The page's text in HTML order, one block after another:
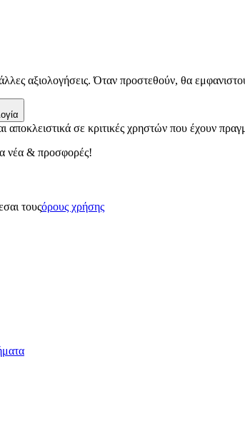
αξιολογήσεις. Όταν προστεθούν, θα
αποκλειστικά σε κριτικές χρηστών που έχουν
νέα & προσφορές!
τουςόρους χρήσης